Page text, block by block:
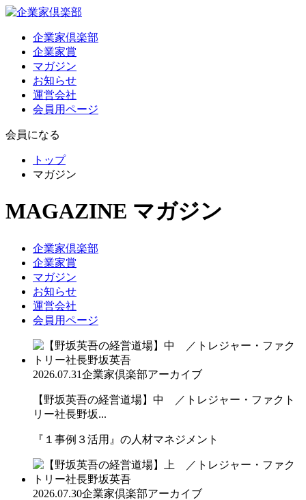
企業家倶楽部
企業家賞
マガジン
お知らせ
運営会社
会員用ページ
会員になる
トップ
マガジン
MAGAZINE マガジン
企業家倶楽部
企業家賞
マガジン
お知らせ
運営会社
会員用ページ
2026.07.31企業家倶楽部アーカイブ
【野坂英吾の経営道場】中 ／トレジャー・ファクト
リー社長野坂...
『１事例３活用』の人材マネジメント
2026.07.30企業家倶楽部アーカイブ